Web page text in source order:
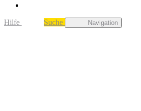
Hilfe Suche Navigation